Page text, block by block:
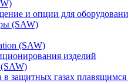
и опции для
(SAW)
(SAW)
изделий
в защитных газах